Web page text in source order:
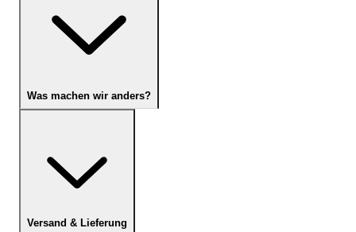
Was machen wir anders?
Versand & Lieferung